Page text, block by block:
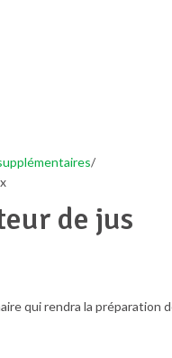
de jus
qui rendra la préparation